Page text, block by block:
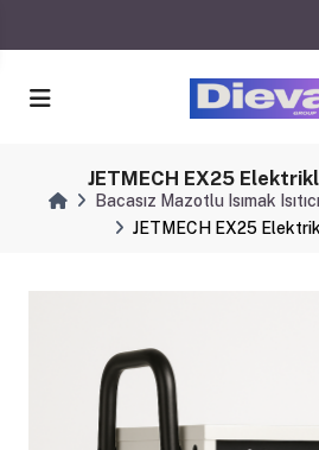
JETMECH EX25 Elektrikli
Bacasız Mazotlu Isımak
JETMECH EX25